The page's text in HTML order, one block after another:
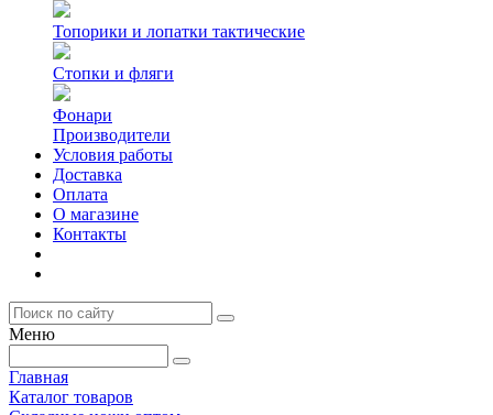
Топорики и лопатки тактические
Стопки и фляги
Фонари
Производители
Условия работы
Доставка
Оплата
О магазине
Контакты
Меню
Главная
Каталог товаров